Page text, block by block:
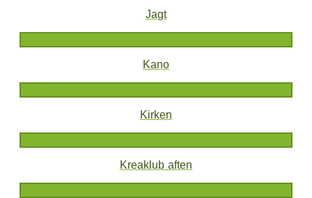
Jagt
Kano
Kirken
Kreaklub aften